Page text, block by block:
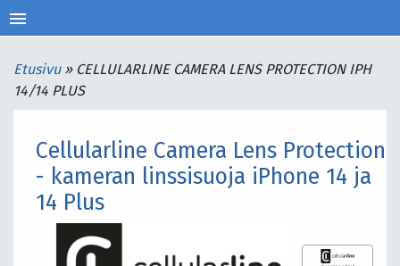
menu
Etusivu »CELLULARLINE CAMERA LENS PROTECTION IPH
14/14 PLUS
Cellularline Camera Lens Protection
- kameran linssisuoja iPhone 14 ja
14 Plus